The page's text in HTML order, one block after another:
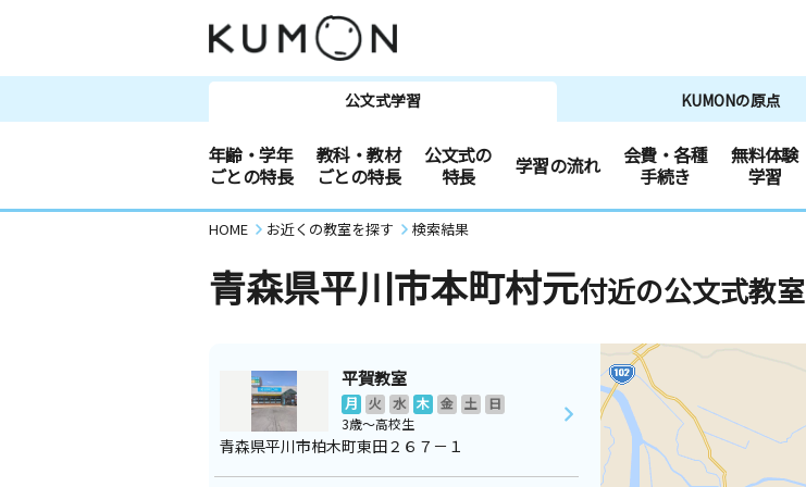
公文式学習 KUMONの原点
年齢・学年
ごとの特長
教科・教材
ごとの特長
公文式の
特長
学習の流れ
会費・各種
手続き
無料体験
学習
HOME お近くの教室を探す 検索結果
青森県平川市本町村元付近の公文式教室
平賀教室
月 火 水 木 金 土
日
3歳～高校生
青森県平川市柏木町東田２６７－１